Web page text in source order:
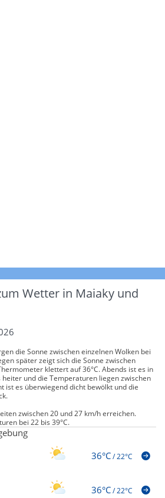
Wetter in Maiaky und
die Sonne zwischen einzelnen Wolken bei
später zeigt sich die Sonne zwischen
klettert auf 36°C. Abends ist es in
und die Temperaturen liegen zwischen
ist es überwiegend dicht bewölkt und die
zwischen 20 und 27 km/h erreichen.
bei 22 bis 39°C.
36°C/22°C
36°C/22°C